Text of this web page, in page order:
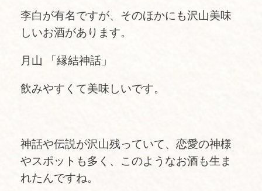
李白が有名ですが、そのほかにも沢山美味
しいお酒があります。
月山 「縁結神話」
飲みやすくて美味しいです。
神話や伝説が沢山残っていて、恋愛の神様
やスポットも多く、このようなお酒も生ま
れたんですね。